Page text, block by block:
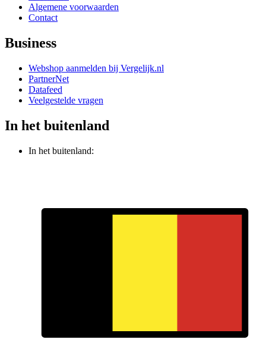
Algemene voorwaarden
Contact
Business
Webshop aanmelden bij Vergelijk.nl
PartnerNet
Datafeed
Veelgestelde vragen
In het buitenland
In het buitenland: